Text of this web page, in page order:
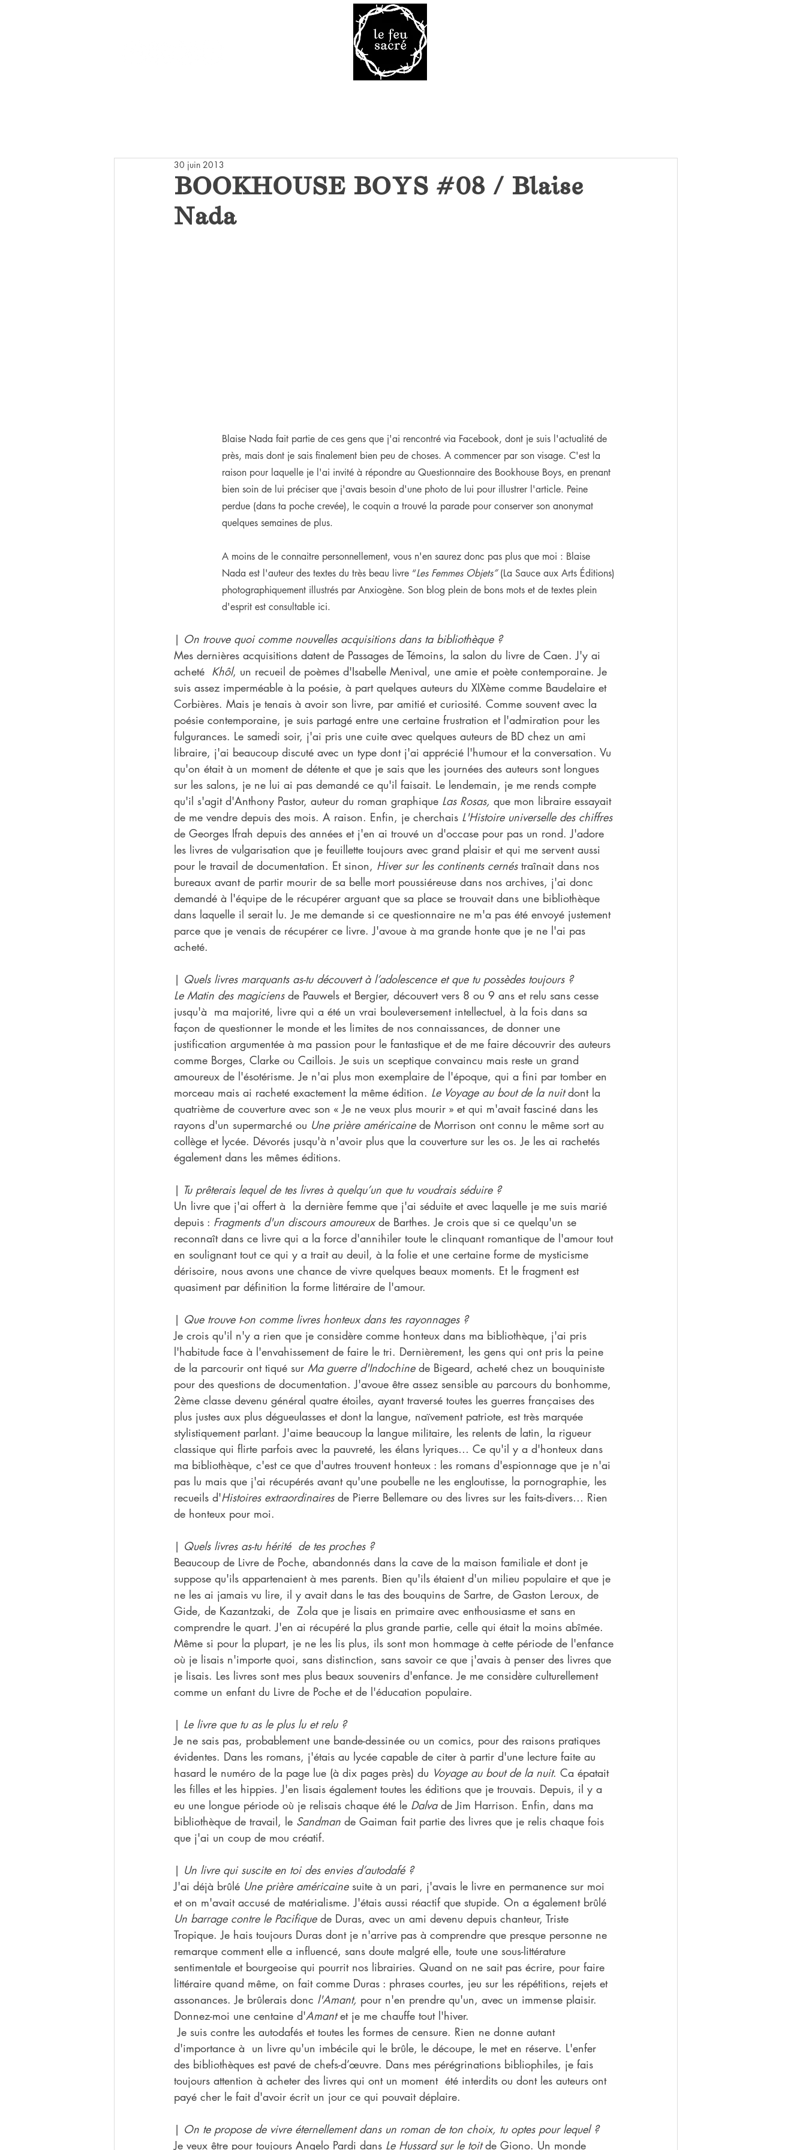
BOOKHOUSE BOYS #08 / Blaise
Nada
30 juin 2013
Blaise Nada fait partie de ces gens que j'ai rencontré via Facebook, dont je suis l'actualité de
près, mais dont je sais finalement bien peu de choses. A commencer par son visage. C'est la
raison pour laquelle je l'ai invité à répondre au Questionnaire des Bookhouse Boys, en prenant
bien soin de lui préciser que j'avais besoin d'une photo de lui pour illustrer l'article. Peine
perdue (dans ta poche crevée), le coquin a trouvé la parade pour conserver son anonymat
quelques semaines de plus.
A moins de le connaitre personnellement, vous n'en saurez donc pas plus que moi : Blaise
Nada est l'auteur des textes du très beau livre “Les Femmes Objets” (La Sauce aux Arts Éditions)
photographiquement illustrés par Anxiogène. Son blog plein de bons mots et de textes plein
d'esprit est consultable ici.
| On trouve quoi comme nouvelles acquisitions dans ta bibliothèque ?
Mes dernières acquisitions datent de Passages de Témoins, la salon du livre de Caen. J'y ai
acheté Khôl, un recueil de poèmes d'Isabelle Menival, une amie et poète contemporaine. Je
suis assez imperméable à la poésie, à part quelques auteurs du XIXème comme Baudelaire et
Corbières. Mais je tenais à avoir son livre, par amitié et curiosité. Comme souvent avec la
poésie contemporaine, je suis partagé entre une certaine frustration et l'admiration pour les
fulgurances. Le samedi soir, j'ai pris une cuite avec quelques auteurs de BD chez un ami
libraire, j'ai beaucoup discuté avec un type dont j'ai apprécié l'humour et la conversation. Vu
qu'on était à un moment de détente et que je sais que les journées des auteurs sont longues
sur les salons, je ne lui ai pas demandé ce qu'il faisait. Le lendemain, je me rends compte
qu'il s'agit d'Anthony Pastor, auteur du roman graphique Las Rosas, que mon libraire essayait
de me vendre depuis des mois. A raison. Enfin, je cherchais L'Histoire universelle des chiffres
de Georges Ifrah depuis des années et j'en ai trouvé un d'occase pour pas un rond. J'adore
les livres de vulgarisation que je feuillette toujours avec grand plaisir et qui me servent aussi
pour le travail de documentation. Et sinon, Hiver sur les continents cernés traînait dans nos
bureaux avant de partir mourir de sa belle mort poussiéreuse dans nos archives, j'ai donc
demandé à l'équipe de le récupérer arguant que sa place se trouvait dans une bibliothèque
dans laquelle il serait lu. Je me demande si ce questionnaire ne m'a pas été envoyé justement
parce que je venais de récupérer ce livre. J'avoue à ma grande honte que je ne l'ai pas
acheté.
| Quels livres marquants as-tu découvert à l’adolescence et que tu possèdes toujours ?
Le Matin des magiciens de Pauwels et Bergier, découvert vers 8 ou 9 ans et relu sans cesse
jusqu'à  ma majorité, livre qui a été un vrai bouleversement intellectuel, à la fois dans sa
façon de questionner le monde et les limites de nos connaissances, de donner une
justification argumentée à ma passion pour le fantastique et de me faire découvrir des auteurs
comme Borges, Clarke ou Caillois. Je suis un sceptique convaincu mais reste un grand
amoureux de l'ésotérisme. Je n'ai plus mon exemplaire de l'époque, qui a fini par tomber en
morceau mais ai racheté exactement la même édition. Le Voyage au bout de la nuit dont la
quatrième de couverture avec son « Je ne veux plus mourir » et qui m'avait fasciné dans les
rayons d'un supermarché ou Une prière américaine de Morrison ont connu le même sort au
collège et lycée. Dévorés jusqu'à n'avoir plus que la couverture sur les os. Je les ai rachetés
également dans les mêmes éditions.
| Tu prêterais lequel de tes livres à quelqu’un que tu voudrais séduire ?
Un livre que j'ai offert à  la dernière femme que j'ai séduite et avec laquelle je me suis marié
depuis : Fragments d'un discours amoureux de Barthes. Je crois que si ce quelqu'un se
reconnaît dans ce livre qui a la force d'annihiler toute le clinquant romantique de l'amour tout
en soulignant tout ce qui y a trait au deuil, à la folie et une certaine forme de mysticisme
dérisoire, nous avons une chance de vivre quelques beaux moments. Et le fragment est
quasiment par définition la forme littéraire de l'amour.
| Que trouve t-on comme livres honteux dans tes rayonnages ?
Je crois qu'il n'y a rien que je considère comme honteux dans ma bibliothèque, j'ai pris
l'habitude face à l'envahissement de faire le tri. Dernièrement, les gens qui ont pris la peine
de la parcourir ont tiqué sur Ma guerre d'Indochine de Bigeard, acheté chez un bouquiniste
pour des questions de documentation. J'avoue être assez sensible au parcours du bonhomme,
2ème classe devenu général quatre étoiles, ayant traversé toutes les guerres françaises des
plus justes aux plus dégueulasses et dont la langue, naïvement patriote, est très marquée
stylistiquement parlant. J'aime beaucoup la langue militaire, les relents de latin, la rigueur
classique qui flirte parfois avec la pauvreté, les élans lyriques… Ce qu'il y a d'honteux dans
ma bibliothèque, c'est ce que d'autres trouvent honteux : les romans d'espionnage que je n'ai
pas lu mais que j'ai récupérés avant qu'une poubelle ne les engloutisse, la pornographie, les
recueils d'Histoires extraordinaires de Pierre Bellemare ou des livres sur les faits-divers… Rien
de honteux pour moi.
| Quels livres as-tu hérité  de tes proches ?
Beaucoup de Livre de Poche, abandonnés dans la cave de la maison familiale et dont je
suppose qu'ils appartenaient à mes parents. Bien qu'ils étaient d'un milieu populaire et que je
ne les ai jamais vu lire, il y avait dans le tas des bouquins de Sartre, de Gaston Leroux, de
Gide, de Kazantzaki, de  Zola que je lisais en primaire avec enthousiasme et sans en
comprendre le quart. J'en ai récupéré la plus grande partie, celle qui était la moins abîmée.
Même si pour la plupart, je ne les lis plus, ils sont mon hommage à cette période de l'enfance
où je lisais n'importe quoi, sans distinction, sans savoir ce que j'avais à penser des livres que
je lisais. Les livres sont mes plus beaux souvenirs d'enfance. Je me considère culturellement
comme un enfant du Livre de Poche et de l'éducation populaire.
| Le livre que tu as le plus lu et relu ?
Je ne sais pas, probablement une bande-dessinée ou un comics, pour des raisons pratiques
évidentes. Dans les romans, j'étais au lycée capable de citer à partir d'une lecture faite au
hasard le numéro de la page lue (à dix pages près) du Voyage au bout de la nuit. Ca épatait
les filles et les hippies. J'en lisais également toutes les éditions que je trouvais. Depuis, il y a
eu une longue période où je relisais chaque été le Dalva de Jim Harrison. Enfin, dans ma
bibliothèque de travail, le Sandman de Gaiman fait partie des livres que je relis chaque fois
que j'ai un coup de mou créatif.
| Un livre qui suscite en toi des envies d’autodafé ?
J'ai déjà brûlé Une prière américaine suite à un pari, j'avais le livre en permanence sur moi
et on m'avait accusé de matérialisme. J'étais aussi réactif que stupide. On a également brûlé
Un barrage contre le Pacifique de Duras, avec un ami devenu depuis chanteur, Triste
Tropique. Je hais toujours Duras dont je n'arrive pas à comprendre que presque personne ne
remarque comment elle a influencé, sans doute malgré elle, toute une sous-littérature
sentimentale et bourgeoise qui pourrit nos librairies. Quand on ne sait pas écrire, pour faire
littéraire quand même, on fait comme Duras : phrases courtes, jeu sur les répétitions, rejets et
assonances. Je brûlerais donc l'Amant, pour n'en prendre qu'un, avec un immense plaisir.
Donnez-moi une centaine d'Amant et je me chauffe tout l'hiver.
Je suis contre les autodafés et toutes les formes de censure. Rien ne donne autant
d'importance à  un livre qu'un imbécile qui le brûle, le découpe, le met en réserve. L'enfer
des bibliothèques est pavé de chefs-d’œuvre. Dans mes pérégrinations bibliophiles, je fais
toujours attention à acheter des livres qui ont un moment  été interdits ou dont les auteurs ont
payé cher le fait d'avoir écrit un jour ce qui pouvait déplaire.
| On te propose de vivre éternellement dans un roman de ton choix, tu optes pour lequel ?
Je veux être pour toujours Angelo Pardi dans Le Hussard sur le toit de Giono. Un monde